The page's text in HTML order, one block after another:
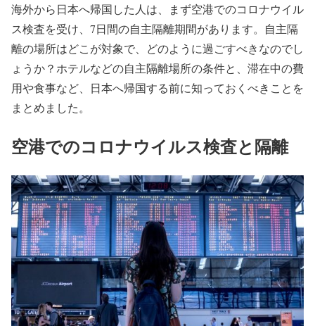
海外から日本へ帰国した人は、まず空港でのコロナウイル
ス検査を受け、7日間の自主隔離期間があります。自主隔
離の場所はどこが対象で、どのように過ごすべきなのでし
ょうか？ホテルなどの自主隔離場所の条件と、滞在中の費
用や食事など、日本へ帰国する前に知っておくべきことを
まとめました。
空港でのコロナウイルス検査と隔離